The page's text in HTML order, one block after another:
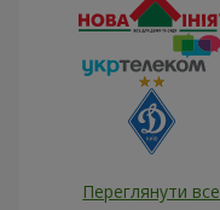
Переглянути все